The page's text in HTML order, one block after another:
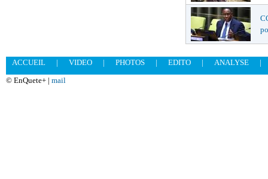
ACCUEIL | VIDEO | PHOTOS | EDITO | ANALYSE
|
© EnQuete+ | mail